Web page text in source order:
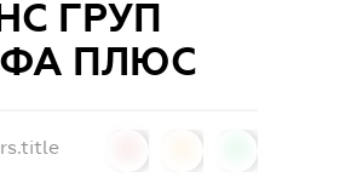
ГРУП
ПЛЮС